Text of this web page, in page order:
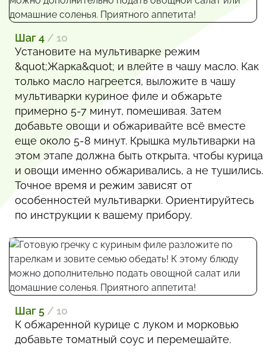
Шаг 4 / 10
Установите на мультиварке режим
&quot;Жарка&quot; и влейте в чашу масло. Как
только масло нагреется, выложите в чашу
мультиварки куриное филе и обжарьте
примерно 5-7 минут, помешивая. Затем
добавьте овощи и обжаривайте всё вместе
еще около 5-8 минут. Крышка мультиварки на
этом этапе должна быть открыта, чтобы курица
и овощи именно обжаривались, а не тушились.
Точное время и режим зависят от
особенностей мультиварки. Ориентируйтесь
по инструкции к вашему прибору.
Шаг 5 / 10
К обжаренной курице с луком и морковью
добавьте томатный соус и перемешайте.